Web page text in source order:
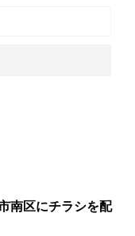
南区にチラシを配